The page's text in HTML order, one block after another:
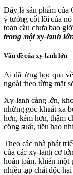
Đây là sản phẩm của
ý tưởng cốt lõi của nó
toàn cầu chưa bao
trong một xy-lanh
Vấn đề của xy-lanh lớn
Ai đã từng học qua
ngoài theo từng mặt
Xy-lanh càng lớn,
những góc khuất xa
hơn, kém hơn, thậm
công suất, tiêu hao
Theo các nhà phát
của các xy-lanh cỡ
hoàn toàn, khiến một
nhiều tạp chất độc hại